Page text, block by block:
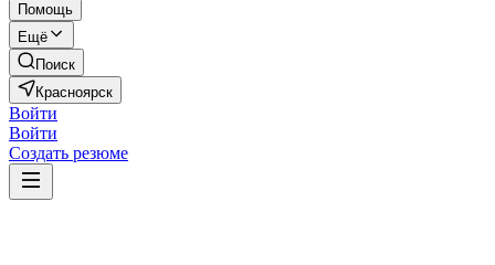
Помощь
Ещё
Поиск
Красноярск
Войти
Войти
Создать резюме